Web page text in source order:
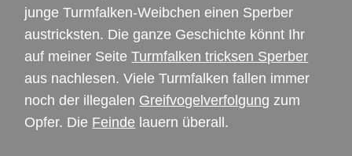
junge Turmfalken-Weibchen einen Sperber
austricksten. Die ganze Geschichte könnt Ihr
auf meiner SeiteTurmfalken tricksen Sperber
aus nachlesen. Viele Turmfalken fallen immer
noch der illegalen Greifvogelverfolgung zum
Opfer. Die Feinde lauern überall.